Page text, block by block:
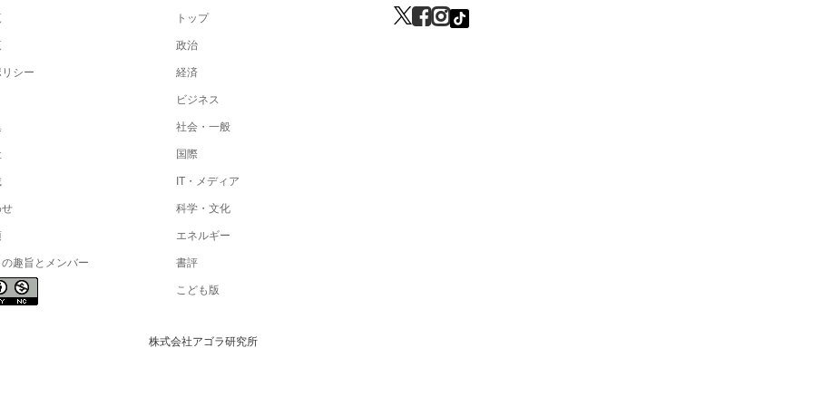
シー
趣旨とメンバー
トップ
政治
経済
ビジネス
社会・一般
国際
IT・メディア
科学・文化
エネルギー
書評
こども版
株式会社アゴラ研究所